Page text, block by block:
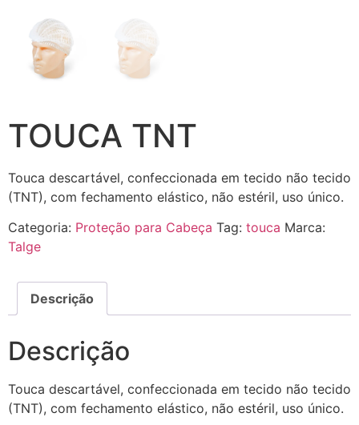
TOUCA TNT
Touca descartável, confeccionada em tecido não tecido
(TNT), com fechamento elástico, não estéril, uso único.
Categoria: Proteção para Cabeça Tag: touca Marca:
Talge
Descrição
Descrição
Touca descartável, confeccionada em tecido não tecido
(TNT), com fechamento elástico, não estéril, uso único.